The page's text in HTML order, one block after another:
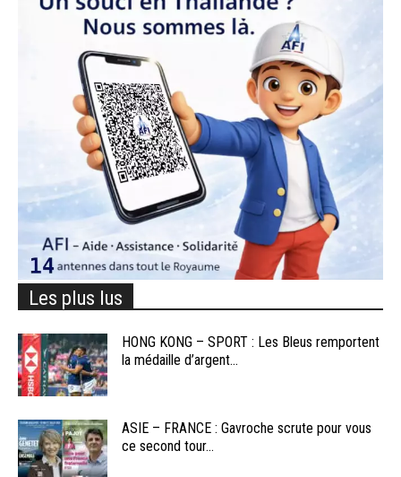
Les plus lus
HONG KONG – SPORT : Les Bleus remportent
la médaille d’argent...
ASIE – FRANCE : Gavroche scrute pour vous
ce second tour...